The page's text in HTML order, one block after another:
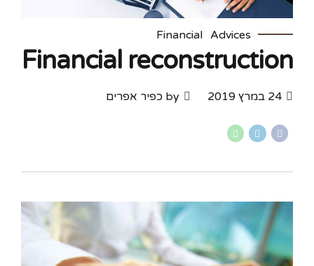
Advices
Financial
Financial reconstruction
24 במרץ 2019 by כפיר אפרים